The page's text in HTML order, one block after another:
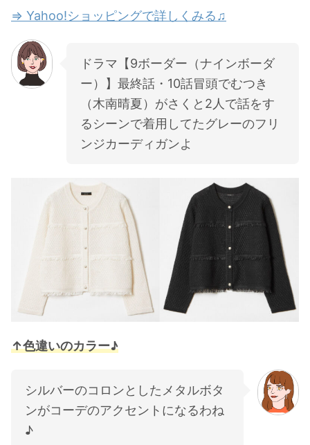
⇒ Yahoo!ショッピングで詳しくみる♫
ドラマ【9ボーダー（ナインボーダ
ー）】最終話・10話冒頭でむつき
（木南晴夏）がさくと2人で話をす
るシーンで着用してたグレーのフリ
ンジカーディガンよ
↑色違いのカラー♪
シルバーのコロンとしたメタルボタ
ンがコーデのアクセントになるわね
♪